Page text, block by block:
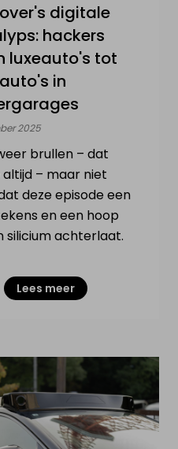
digitale
hackers
luxeauto's tot
in
2025
brullen – dat
altijd – maar niet
deze episode een
en een hoop
silicium achterlaat.
Lees meer